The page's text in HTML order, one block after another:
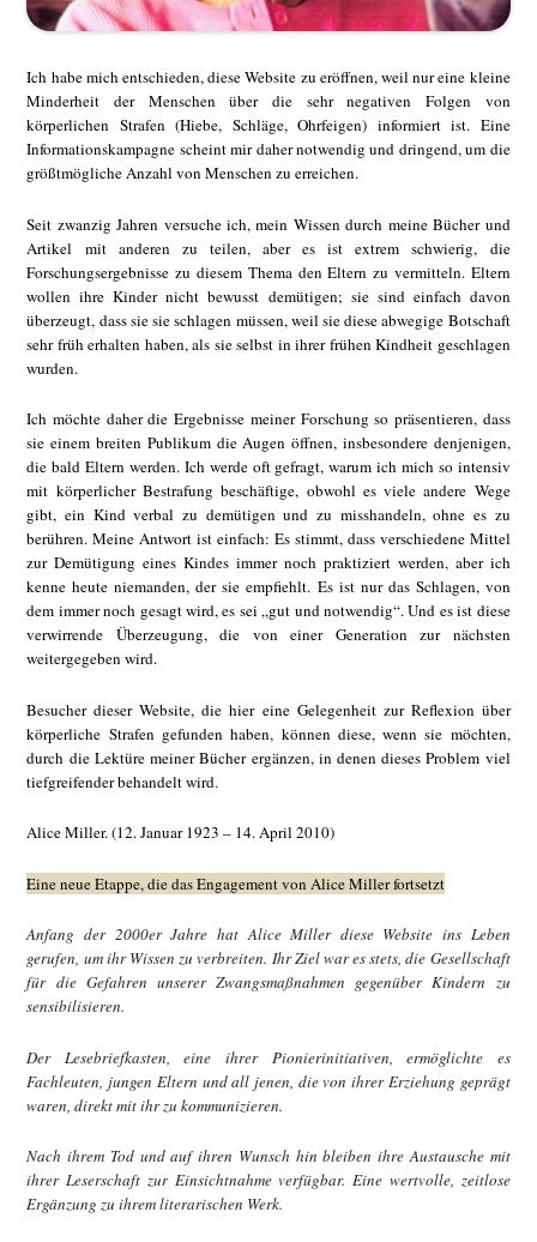
Ich habe mich entschieden, diese Website zu eröffnen, weil nur eine kleine
Minderheit der Menschen über die sehr negativen Folgen von
körperlichen Strafen (Hiebe, Schläge, Ohrfeigen) informiert ist. Eine
Informationskampagne scheint mir daher notwendig und dringend, um die
größtmögliche Anzahl von Menschen zu erreichen.
Seit zwanzig Jahren versuche ich, mein Wissen durch meine Bücher und
Artikel mit anderen zu teilen, aber es ist extrem schwierig, die
Forschungsergebnisse zu diesem Thema den Eltern zu vermitteln. Eltern
wollen ihre Kinder nicht bewusst demütigen; sie sind einfach davon
überzeugt, dass sie sie schlagen müssen, weil sie diese abwegige Botschaft
sehr früh erhalten haben, als sie selbst in ihrer frühen Kindheit geschlagen
wurden.
Ich möchte daher die Ergebnisse meiner Forschung so präsentieren, dass
sie einem breiten Publikum die Augen öffnen, insbesondere denjenigen,
die bald Eltern werden. Ich werde oft gefragt, warum ich mich so intensiv
mit körperlicher Bestrafung beschäftige, obwohl es viele andere Wege
gibt, ein Kind verbal zu demütigen und zu misshandeln, ohne es zu
berühren. Meine Antwort ist einfach: Es stimmt, dass verschiedene Mittel
zur Demütigung eines Kindes immer noch praktiziert werden, aber ich
kenne heute niemanden, der sie empfiehlt. Es ist nur das Schlagen, von
dem immer noch gesagt wird, es sei „gut und notwendig“. Und es ist diese
verwirrende Überzeugung, die von einer Generation zur nächsten
weitergegeben wird.
Besucher dieser Website, die hier eine Gelegenheit zur Reflexion über
körperliche Strafen gefunden haben, können diese, wenn sie möchten,
durch die Lektüre meiner Bücher ergänzen, in denen dieses Problem viel
tiefgreifender behandelt wird.
Alice Miller. (12. Januar 1923 – 14. April 2010)
Eine neue Etappe, die das Engagement von Alice Miller fortsetzt
Anfang der 2000er Jahre hat Alice Miller diese Website ins Leben
gerufen, um ihr Wissen zu verbreiten. Ihr Ziel war es stets, die Gesellschaft
für die Gefahren unserer Zwangsmaßnahmen gegenüber Kindern zu
sensibilisieren.
Der Lesebriefkasten, eine ihrer Pionierinitiativen, ermöglichte es
Fachleuten, jungen Eltern und all jenen, die von ihrer Erziehung geprägt
waren, direkt mit ihr zu kommunizieren.
Nach ihrem Tod und auf ihren Wunsch hin bleiben ihre Austausche mit
ihrer Leserschaft zur Einsichtnahme verfügbar. Eine wertvolle, zeitlose
Ergänzung zu ihrem literarischen Werk.